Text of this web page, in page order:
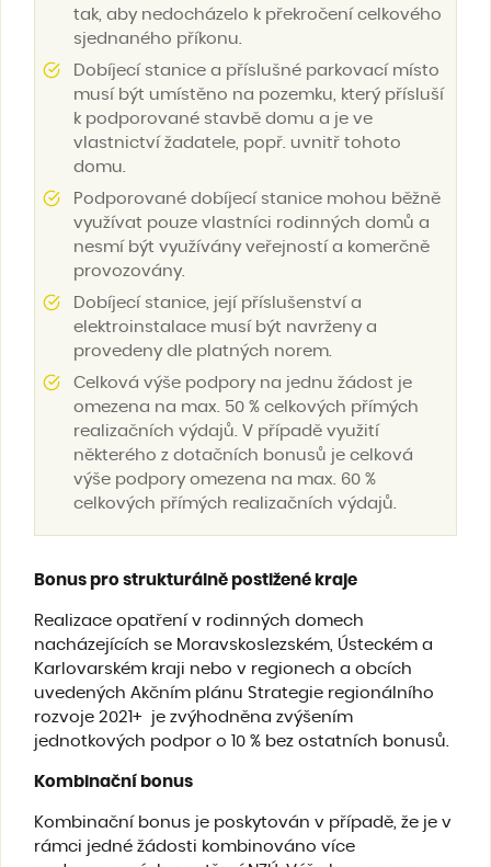
tak, aby nedocházelo k překročení celkového
sjednaného příkonu.
Dobíjecí stanice a příslušné parkovací místo
musí být umístěno na pozemku, který přísluší
k podporované stavbě domu a je ve
vlastnictví žadatele, popř. uvnitř tohoto
domu.
Podporované dobíjecí stanice mohou běžně
využívat pouze vlastníci rodinných domů a
nesmí být využívány veřejností a komerčně
provozovány.
Dobíjecí stanice, její příslušenství a
elektroinstalace musí být navrženy a
provedeny dle platných norem.
Celková výše podpory na jednu žádost je
omezena na max. 50 % celkových přímých
realizačních výdajů. V případě využití
některého z dotačních bonusů je celková
výše podpory omezena na max. 60 %
celkových přímých realizačních výdajů.
Bonus pro strukturálně postižené kraje
Realizace opatření v rodinných domech
nacházejících se Moravskoslezském, Ústeckém a
Karlovarském kraji nebo v regionech a obcích
uvedených Akčním plánu Strategie regionálního
rozvoje 2021+ je zvýhodněna zvýšením
jednotkových podpor o 10 % bez ostatních bonusů.
Kombinační bonus
Kombinační bonus je poskytován v případě, že je v
rámci jedné žádosti kombinováno více